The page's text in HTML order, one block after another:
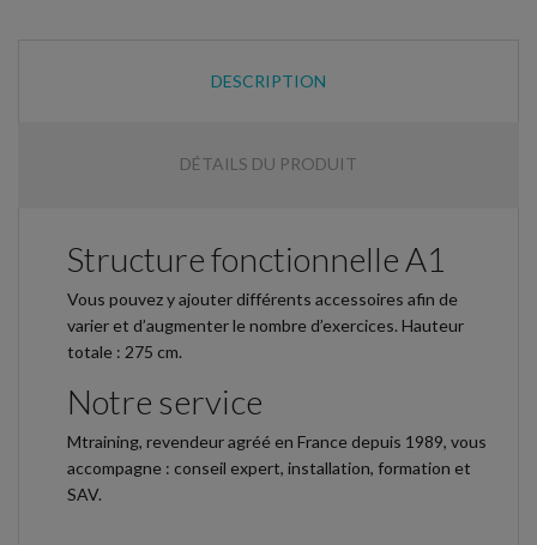
DESCRIPTION
DÉTAILS DU PRODUIT
Structure fonctionnelle A1
Vous pouvez y ajouter différents accessoires afin de
varier et d’augmenter le nombre d’exercices. Hauteur
totale : 275 cm.
Notre service
Mtraining, revendeur agréé en France depuis 1989, vous
accompagne : conseil expert, installation, formation et
SAV.